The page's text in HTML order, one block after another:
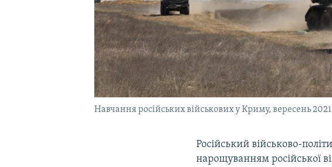
Навчання російських військових у Криму, вересень
Російський військово-
нарощуванням російської